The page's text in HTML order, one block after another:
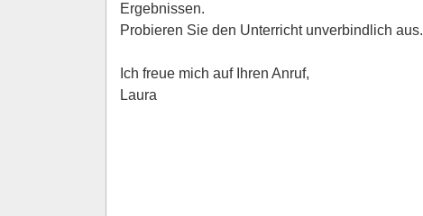
Ergebnissen.
Probieren Sie den Unterricht unverbindlich aus.
Ich freue mich auf Ihren Anruf,
Laura